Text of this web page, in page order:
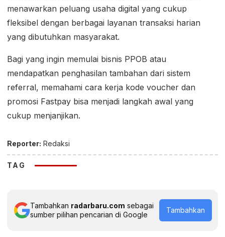
menawarkan peluang usaha digital yang cukup
fleksibel dengan berbagai layanan transaksi harian
yang dibutuhkan masyarakat.
Bagi yang ingin memulai bisnis PPOB atau
mendapatkan penghasilan tambahan dari sistem
referral, memahami cara kerja kode voucher dan
promosi Fastpay bisa menjadi langkah awal yang
cukup menjanjikan.
Reporter: Redaksi
TAG
Tambahkan radarbaru.com sebagai
sumber pilihan pencarian di Google
Tambahkan